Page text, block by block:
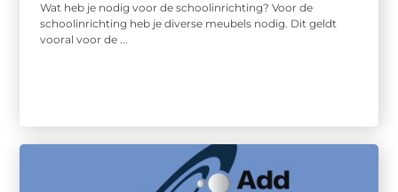
Wat heb je nodig voor de schoolinrichting? Voor de
schoolinrichting heb je diverse meubels nodig. Dit geldt
vooral voor de ...